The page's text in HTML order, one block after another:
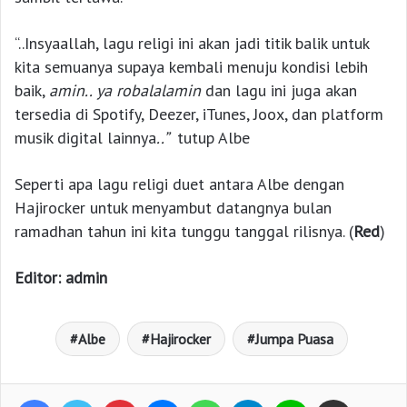
“..Insyaallah, lagu religi ini akan jadi titik balik untuk
kita semuanya supaya kembali menuju kondisi lebih
baik, amin.. ya robalalamindan lagu ini juga akan
tersedia di Spotify, Deezer, iTunes, Joox, dan platform
musik digital lainnya..” tutup Albe
Seperti apa lagu religi duet antara Albe dengan
Hajirocker untuk menyambut datangnya bulan
ramadhan tahun ini kita tunggu tanggal rilisnya. (Red)
Editor: admin
Albe Hajirocker Jumpa Puasa